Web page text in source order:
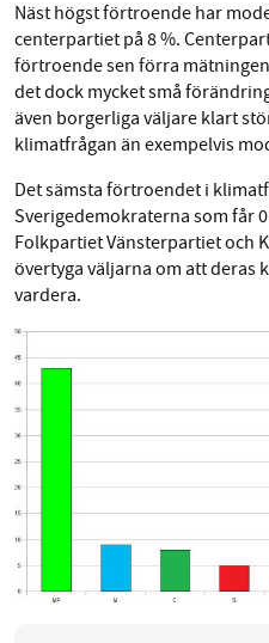
Threads
Näst högst förtroende har
centerpartiet på 8 %.
förtroende sen förra
det dock mycket små
även borgerliga väljare klart
klimatfrågan än exempelvis
Det sämsta förtroendet i
Sverigedemokraterna som får
Folkpartiet Vänsterpartiet och
övertyga väljarna om att deras
vardera.
SMB kämpar för en
starten 2010 har vår
nyhetsbevakning och
utveckla vårt arbete
vill
Stötta vårt arbete